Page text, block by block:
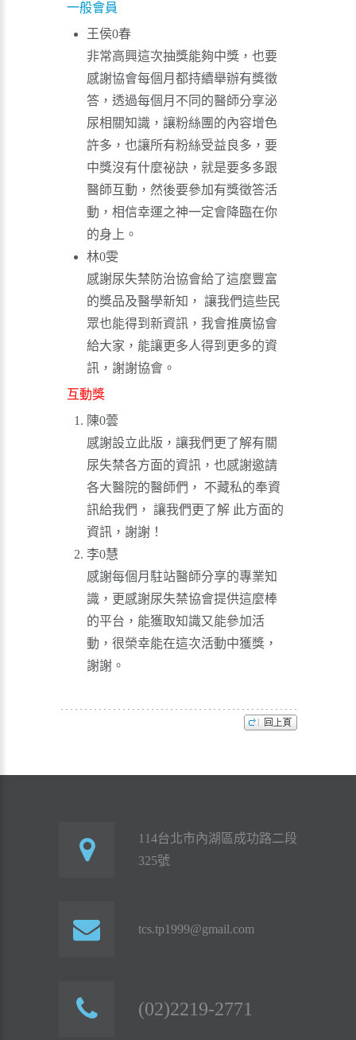
一般會員
王侯0春
非常高興這次抽獎能夠中獎，也要
感謝協會每個月都持續舉辦有獎徵
答，透過每個月不同的醫師分享泌
尿相關知識，讓粉絲團的內容增色
許多，也讓所有粉絲受益良多，要
中獎沒有什麼祕訣，就是要多多跟
醫師互動，然後要參加有獎徵答活
動，相信幸運之神一定會降臨在你
的身上。
林0雯
感謝尿失禁防治協會給了這麼豐富
的獎品及醫學新知， 讓我們這些民
眾也能得到新資訊，我會推廣協會
給大家，能讓更多人得到更多的資
訊，謝謝協會。
互動獎
陳0蕓
感謝設立此版，讓我們更了解有關
尿失禁各方面的資訊，也感謝邀請
各大醫院的醫師們， 不藏私的奉資
訊給我們， 讓我們更了解 此方面的
資訊，謝謝！
李0慧
感謝每個月駐站醫師分享的專業知
識，更感謝尿失禁協會提供這麼棒
的平台，能獲取知識又能參加活
動，很榮幸能在這次活動中獲獎，
謝謝。
114台北市內湖區成功路二段
325號
tcs.tp1999@gmail.com
(02)2219-2771